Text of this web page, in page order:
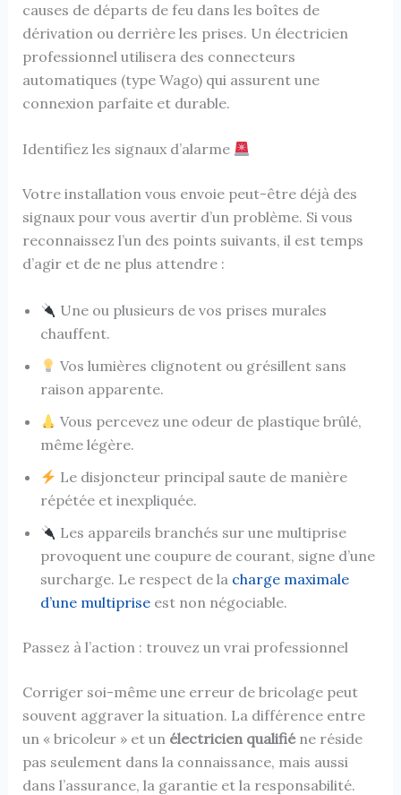
causes de départs de feu dans les boîtes de
dérivation ou derrière les prises. Un électricien
professionnel utilisera des connecteurs
automatiques (type Wago) qui assurent une
connexion parfaite et durable.
Identifiez les signaux d’alarme
Votre installation vous envoie peut-être déjà des
signaux pour vous avertir d’un problème. Si vous
reconnaissez l’un des points suivants, il est temps
d’agir et de ne plus attendre :
Une ou plusieurs de vos prises murales
chauffent.
Vos lumières clignotent ou grésillent sans
raison apparente.
Vous percevez une odeur de plastique brûlé,
même légère.
Le disjoncteur principal saute de manière
répétée et inexpliquée.
Les appareils branchés sur une multiprise
provoquent une coupure de courant, signe d’une
surcharge. Le respect de la charge maximale
d’une multipriseest non négociable.
Passez à l’action : trouvez un vrai professionnel
Corriger soi-même une erreur de bricolage peut
souvent aggraver la situation. La différence entre
un « bricoleur » et un électricien qualifiéne réside
pas seulement dans la connaissance, mais aussi
dans l’assurance, la garantie et la responsabilité.